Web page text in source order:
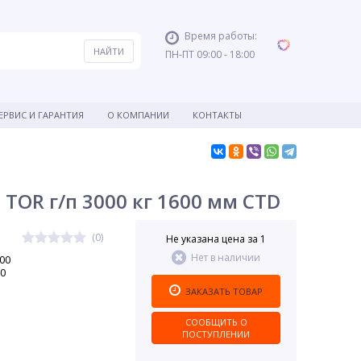
Время работы:
ПН-ПТ 09:00 - 18:00
И ГАРАНТИЯ О КОМПАНИИ КОНТАКТЫ
г/п 3000 кг 1600 мм CTD
(0)
Не указана цена за 1
Нет в наличии
ЗАКАЗАТЬ ТОВАР
СООБЩИТЬ О
ПОСТУПЛЕНИИ